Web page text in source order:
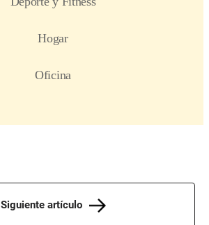
Siguiente artículo